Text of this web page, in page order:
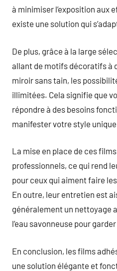
à minimiser l’exposition aux
existe une solution qui
De plus, grâce à la large
allant de motifs décoratifs à
miroir sans tain, les
illimitées. Cela signifie que
répondre à des besoins
manifester votre style
La mise en place de ces
professionnels, ce qui rend
pour ceux qui aiment faire
En outre, leur entretien est
généralement un nettoyage
l’eau savonneuse pour
En conclusion, les films
une solution élégante et